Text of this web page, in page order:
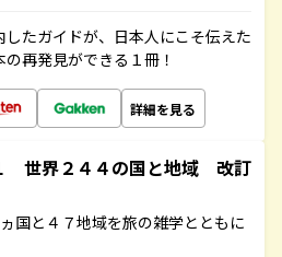
したガイドが、日本人にこそ伝えた
再発見ができる１冊！
詳細を見る
世界２４４の国と地域 改訂
国と４７地域を旅の雑学とともに